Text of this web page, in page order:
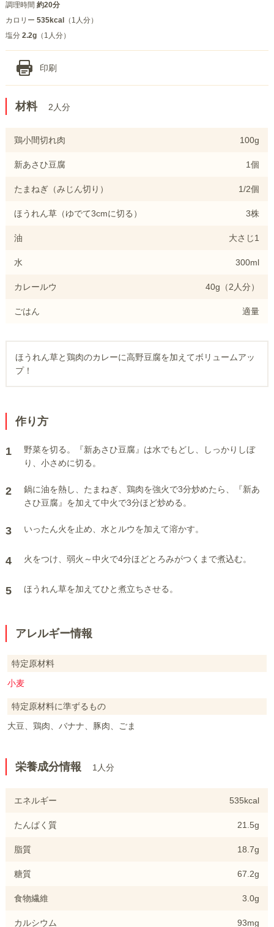
調理時間約20分
カロリー535kcal
（1人分）
塩分2.2g （1人分）
印刷
材料 2人分
鶏小間切れ肉 100g
新あさひ豆腐 1個
たまねぎ（みじん切り） 1/2個
ほうれん草（ゆでて3cmに切る） 3株
油 大さじ1
水 300ml
カレールウ 40g（2人分）
ごはん 適量
ほうれん草と鶏肉のカレーに高野豆腐を加えてボリュームアッ
プ！
作り方
1
野菜を切る。『新あさひ豆腐』は水でもどし、しっかりしぼ
り、小さめに切る。
2
鍋に油を熱し、たまねぎ、鶏肉を強火で3分炒めたら、『新あ
さひ豆腐』を加えて中火で3分ほど炒める。
3 いったん火を止め、水とルウを加えて溶かす。
4 火をつけ、弱火～中火で4分ほどとろみがつくまで煮込む。
5 ほうれん草を加えてひと煮立ちさせる。
アレルギー情報
特定原材料
小麦
特定原材料に準ずるもの
大豆、鶏肉、バナナ、豚肉、ごま
栄養成分情報 1人分
エネルギー 535kcal
たんぱく質 21.5g
脂質 18.7g
糖質 67.2g
食物繊維 3.0g
カルシウム 93mg